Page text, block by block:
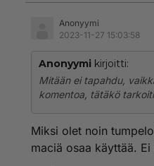
Anonyymi
2023-11-27 15:03:58
Anonyymi kirjoitti:
Mitään ei tapahdu,
komentoa, tätäkö
Miksi olet noin
maciä osaa käyttää.